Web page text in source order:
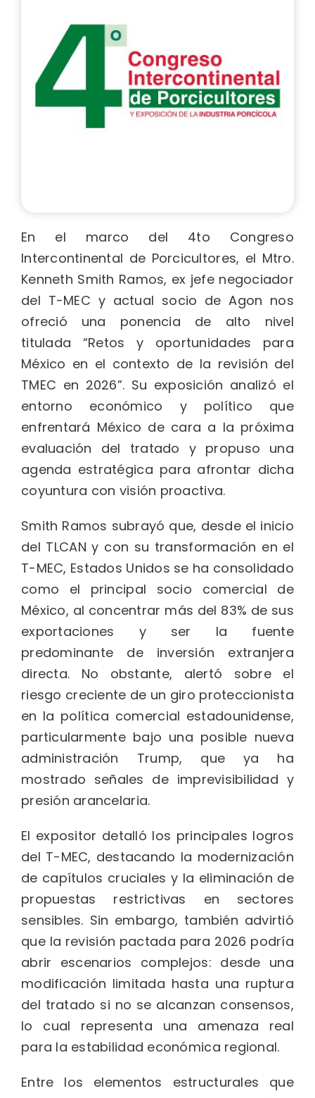
En el marco del 4to Congreso
Intercontinental de Porcicultores, el Mtro.
Kenneth Smith Ramos, ex jefe negociador
del T-MEC y actual socio de Agon nos
ofreció una ponencia de alto nivel
titulada “Retos y oportunidades para
México en el contexto de la revisión del
TMEC en 2026”. Su exposición analizó el
entorno económico y político que
enfrentará México de cara a la próxima
evaluación del tratado y propuso una
agenda estratégica para afrontar dicha
coyuntura con visión proactiva.
Smith Ramos subrayó que, desde el inicio
del TLCAN y con su transformación en el
T-MEC, Estados Unidos se ha consolidado
como el principal socio comercial de
México, al concentrar más del 83% de sus
exportaciones y ser la fuente
predominante de inversión extranjera
directa. No obstante, alertó sobre el
riesgo creciente de un giro proteccionista
en la política comercial estadounidense,
particularmente bajo una posible nueva
administración Trump, que ya ha
mostrado señales de imprevisibilidad y
presión arancelaria.
El expositor detalló los principales logros
del T-MEC, destacando la modernización
de capítulos cruciales y la eliminación de
propuestas restrictivas en sectores
sensibles. Sin embargo, también advirtió
que la revisión pactada para 2026 podría
abrir escenarios complejos: desde una
modificación limitada hasta una ruptura
del tratado si no se alcanzan consensos,
lo cual representa una amenaza real
para la estabilidad económica regional.
Entre los elementos estructurales que